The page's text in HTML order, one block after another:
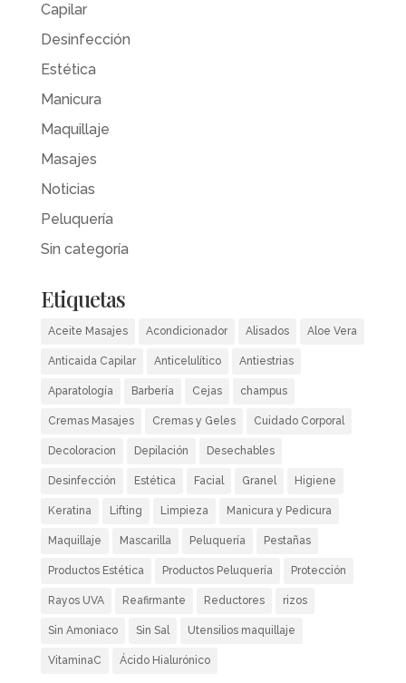
Capilar
Desinfección
Estética
Manicura
Maquillaje
Masajes
Noticias
Peluquería
Sin categoría
Etiquetas
Aceite Masajes Acondicionador Alisados Aloe Vera
Anticaida Capilar Anticelulítico Antiestrias
Aparatología Barbería Cejas champus
Cremas Masajes Cremas y Geles Cuidado Corporal
Decoloracion Depilación Desechables
Desinfección Estética Facial Granel Higiene
Keratina Lifting Limpieza Manicura y Pedicura
Maquillaje Mascarilla Peluquería Pestañas
Productos Estética Productos Peluquería Protección
Rayos UVA Reafirmante Reductores rizos
Sin Amoniaco Sin Sal Utensilios maquillaje
VitaminaC Ácido Hialurónico